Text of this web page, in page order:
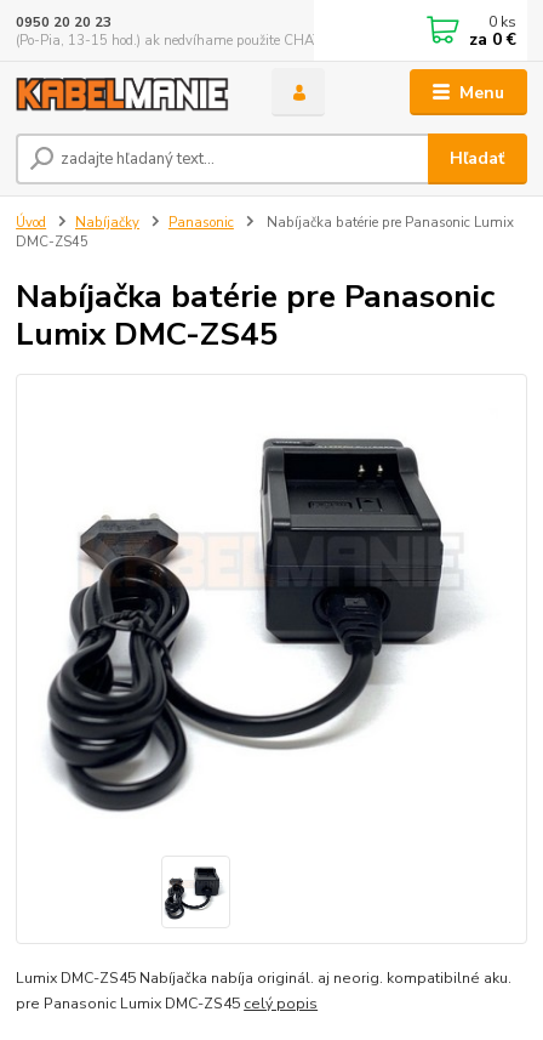
Menu
Hľadať
0950 20 20 23
(Po-Pia, 13-15 hod.) ak nedvíhame použite CHATBOX
0 ks
za 0 €
Úvod Nabíjačky Panasonic
Nabíjačka batérie pre Panasonic Lumix
DMC-ZS45
Nabíjačka batérie pre Panasonic
Lumix DMC-ZS45
Lumix DMC-ZS45 Nabíjačka nabíja originál. aj neorig. kompatibilné aku.
pre Panasonic Lumix DMC-ZS45 celý popis